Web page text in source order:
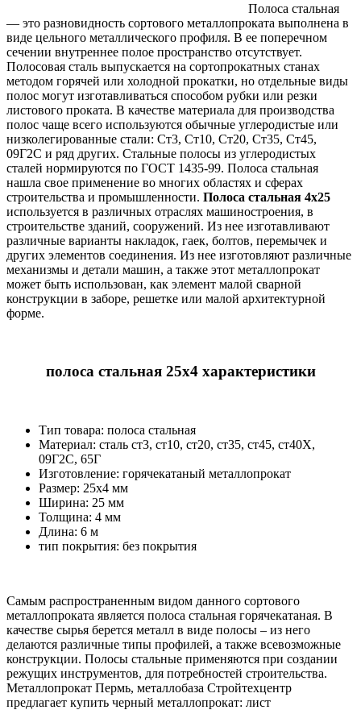
Полоса стальная
— это разновидность сортового металлопроката выполнена в
виде цельного металлического профиля. В ее поперечном
сечении внутреннее полое пространство отсутствует.
Полосовая сталь выпускается на сортопрокатных станах
методом горячей или холодной прокатки, но отдельные виды
полос могут изготавливаться способом рубки или резки
листового проката. В качестве материала для производства
полос чаще всего используются обычные углеродистые или
низколегированные стали: Ст3, Ст10, Ст20, Ст35, Ст45,
09Г2С и ряд других. Стальные полосы из углеродистых
сталей нормируются по ГОСТ 1435-99. Полоса стальная
нашла свое применение во многих областях и сферах
строительства и промышленности. Полоса стальная 4х25
используется в различных отраслях машиностроения, в
строительстве зданий, сооружений. Из нее изготавливают
различные варианты накладок, гаек, болтов, перемычек и
других элементов соединения. Из нее изготовляют различные
механизмы и детали машин, а также этот металлопрокат
может быть использован, как элемент малой сварной
конструкции в заборе, решетке или малой архитектурной
форме.
полоса стальная 25х4 характеристики
Тип товара: полоса стальная
Материал: cталь ст3, ст10, ст20, ст35, ст45, ст40Х,
09Г2С, 65Г
Изготовление: горячекатаный металлопрокат
Размер: 25х4 мм
Ширина: 25 мм
Толщина: 4 мм
Длина: 6 м
тип покрытия: без покрытия
Самым распространенным видом данного сортового
металлопроката является полоса стальная горячекатаная. В
качестве сырья берется металл в виде полосы – из него
делаются различные типы профилей, а также всевозможные
конструкции. Полосы стальные применяются при создании
режущих инструментов, для потребностей строительства.
Металлопрокат Пермь, металлобаза Стройтехцентр
предлагает купить черный металлопрокат: лист